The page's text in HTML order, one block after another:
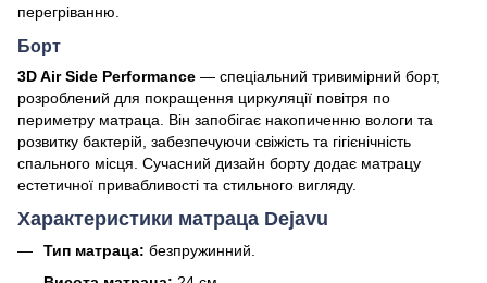
перегріванню.
Борт
3D Air Side Performance — спеціальний тривимірний борт,
розроблений для покращення циркуляції повітря по
периметру матраца. Він запобігає накопиченню вологи та
розвитку бактерій, забезпечуючи свіжість та гігієнічність
спального місця. Сучасний дизайн борту додає матрацу
естетичної привабливості та стильного вигляду.
Характеристики матраца Dejavu
Тип матраца: безпружинний.